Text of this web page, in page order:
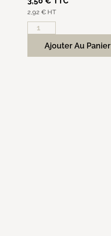
2,92 € HT
Ajouter Au Panier